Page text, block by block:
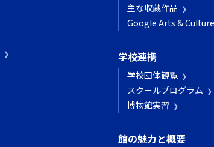
主な収蔵作品
Google Arts &
学校連携
学校団体観覧
スクールプログラム
博物館実習
館の魅力と概要